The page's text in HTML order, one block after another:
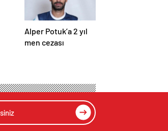
Alper Potuk’a 2 yıl
men cezası